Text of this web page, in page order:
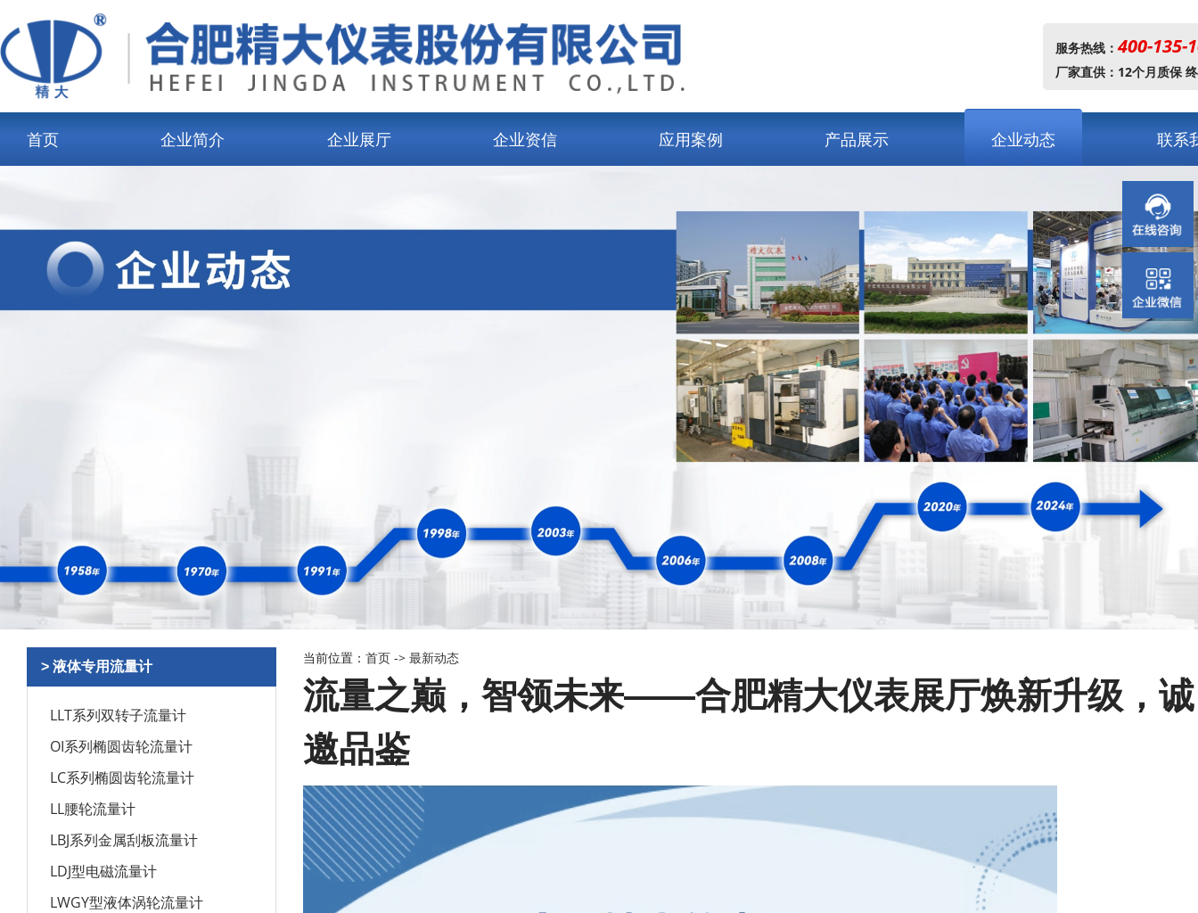
服务热线： 400-135-
厂家直供：12个月质保
首页 企业简介 企业展厅 企业资信 应用案例 产品展示 企业动态 联系
> 液体专用流量计
LLT系列双转子流量计
OI系列椭圆齿轮流量计
LC系列椭圆齿轮流量计
LL腰轮流量计
LBJ系列金属刮板流量计
LDJ型电磁流量计
LWGY型液体涡轮流量计
当前位置： 首页 -> 最新动态
流量之巅，智领未来——合肥精大仪表展厅焕新升级，诚
邀品鉴